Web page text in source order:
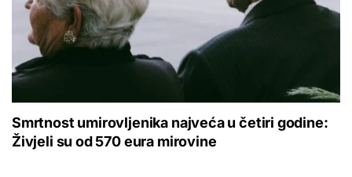
Smrtnost umirovljenika najveća u četiri godine:
Živjeli su od 570 eura mirovine